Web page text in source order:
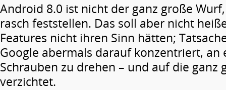
Android 8.0 ist nicht der ganz große
rasch feststellen. Das soll aber nicht
Features nicht ihren Sinn hätten;
Google abermals darauf konzentriert, an
Schrauben zu drehen – und auf die ganz
verzichtet.